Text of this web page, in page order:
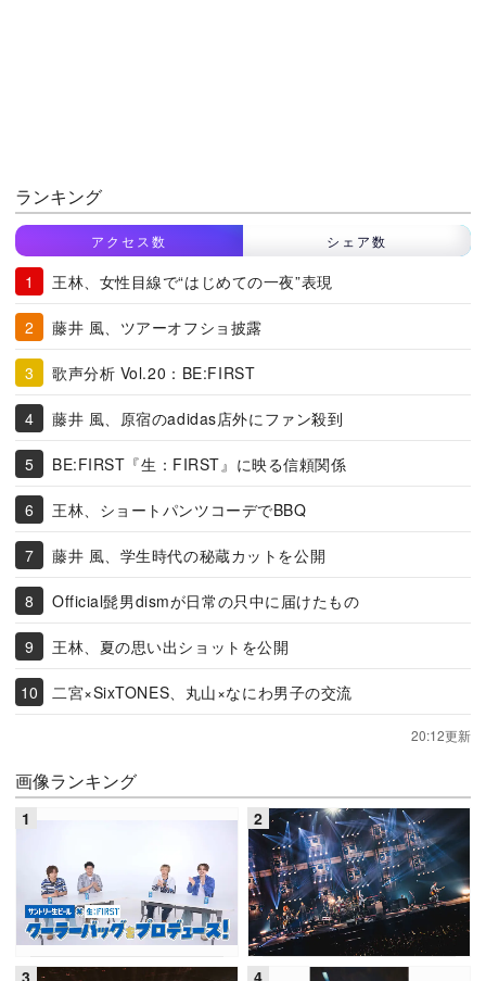
ランキング
アクセス数 シェア数
王林、女性目線で“はじめての一夜”表現
藤井 風、ツアーオフショ披露
歌声分析 Vol.20：BE:FIRST
藤井 風、原宿のadidas店外にファン殺到
BE:FIRST『生：FIRST』に映る信頼関係
王林、ショートパンツコーデでBBQ
藤井 風、学生時代の秘蔵カットを公開
Official髭男dismが日常の只中に届けたもの
王林、夏の思い出ショットを公開
二宮×SixTONES、丸山×なにわ男子の交流
20:12更新
画像ランキング